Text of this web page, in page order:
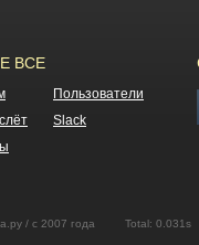
ВСЕ
Пользователи
Slack
/ с 2007 года Total: